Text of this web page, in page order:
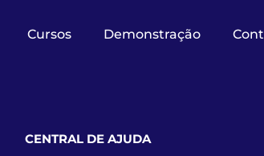
Cursos Demonstração
CENTRAL DE AJUDA